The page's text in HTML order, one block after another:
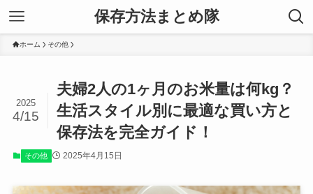
保存方法まとめ隊
ホーム その他
夫婦2人の1ヶ月のお米量は何kg？
生活スタイル別に最適な買い方と
保存法を完全ガイド！
2025
4/15
その他 2025年4月15日